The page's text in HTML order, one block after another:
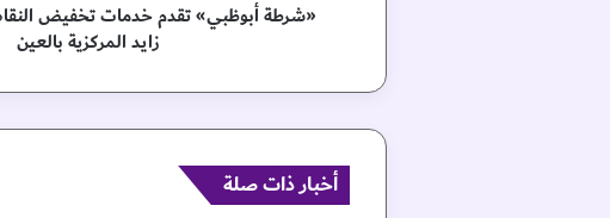
د
ت
«شرطة أبوظبي» تقدم خدمات تخفيض
زايد المركزية بالعين
أخبار ذات صلة